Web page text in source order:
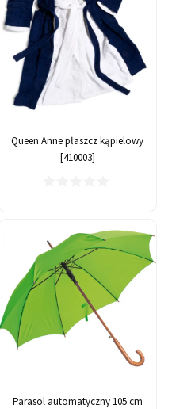
Queen Anne płaszcz kąpielowy
[410003]
Parasol automatyczny 105 cm